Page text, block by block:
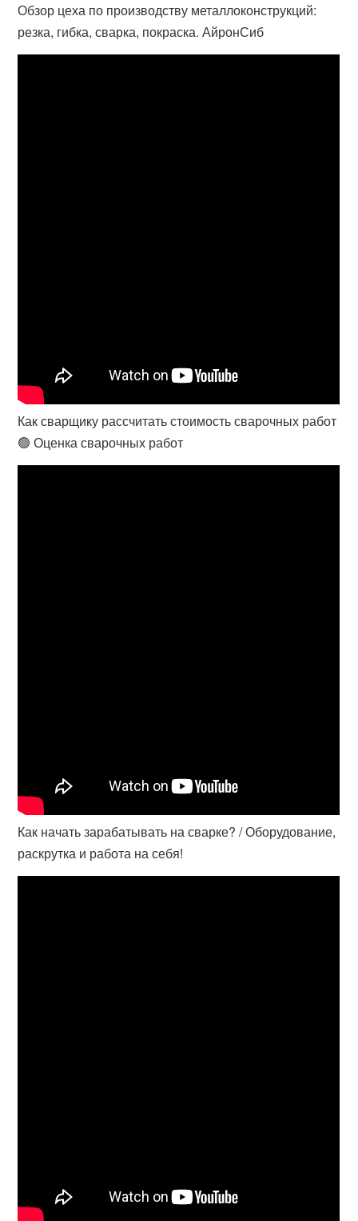
Обзор цеха по производству металлоконструкций:
резка, гибка, сварка, покраска. АйронСиб
Как сварщику рассчитать стоимость сварочных работ
🟢 Оценка сварочных работ
Как начать зарабатывать на сварке? / Оборудование,
раскрутка и работа на себя!